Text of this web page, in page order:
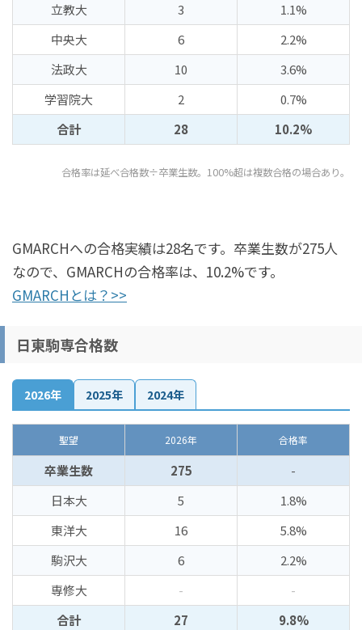
立教大
3
1.1%
中央大
6
2.2%
法政大
10
3.6%
学習院大
2
0.7%
合計
28 10.2%
合格率は延べ合格数÷卒業生数。100%超は複数合格の場合あり。
GMARCHへの合格実績は28名です。卒業生数が275人
なので、GMARCHの合格率は、10.2%です。
GMARCHとは？>>
日東駒専合格数
2026年 2025年 2024年
聖望 2026年 合格率
卒業生数 275
-
日本大
5
1.8%
東洋大
16
5.8%
駒沢大
6
2.2%
専修大
-
-
合計
27 9.8%